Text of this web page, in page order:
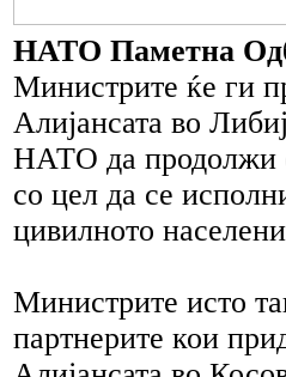
НАТО Паметна
Министрите ќе ги
Алијансата во
НАТО да продолжи
со цел да се
цивилното
Министрите исто
партнерите кои